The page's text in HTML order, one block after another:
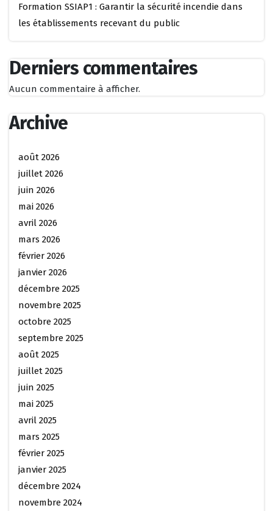
Formation SSIAP1 : Garantir la sécurité incendie dans
les établissements recevant du public
Derniers commentaires
Aucun commentaire à afficher.
Archive
août 2026
juillet 2026
juin 2026
mai 2026
avril 2026
mars 2026
février 2026
janvier 2026
décembre 2025
novembre 2025
octobre 2025
septembre 2025
août 2025
juillet 2025
juin 2025
mai 2025
avril 2025
mars 2025
février 2025
janvier 2025
décembre 2024
novembre 2024